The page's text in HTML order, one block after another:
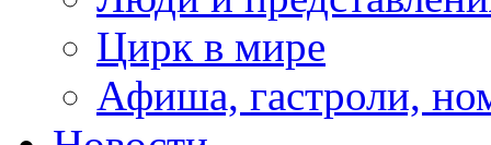
Цирк в мире
Афиша, гастроли,